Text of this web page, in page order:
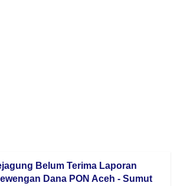
Belum Terima Laporan
Dana PON Aceh - Sumut